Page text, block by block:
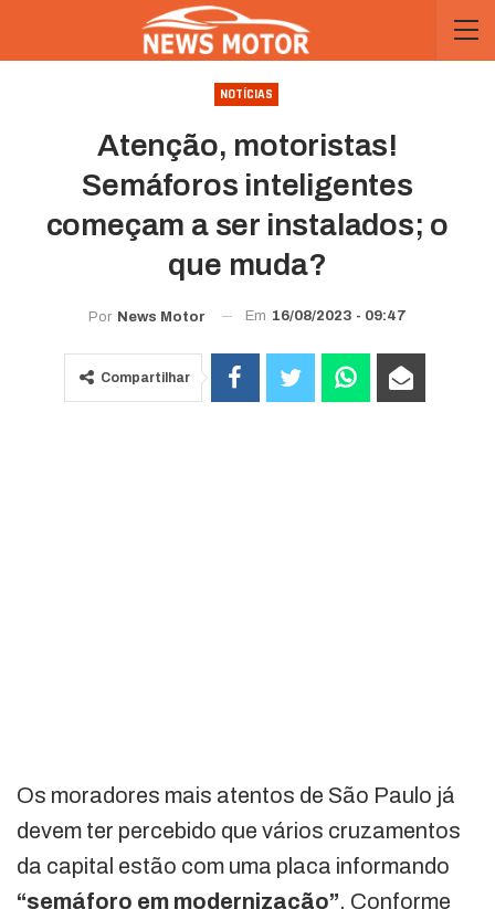
NOTÍCIAS
Atenção, motoristas!
Semáforos inteligentes
começam a ser instalados; o
que muda?
Por News Motor Em 16/08/2023 - 09:47
Compartilhar
Os moradores mais atentos de São Paulo já
devem ter percebido que vários cruzamentos
da capital estão com uma placa informando
“semáforo em modernização”. Conforme